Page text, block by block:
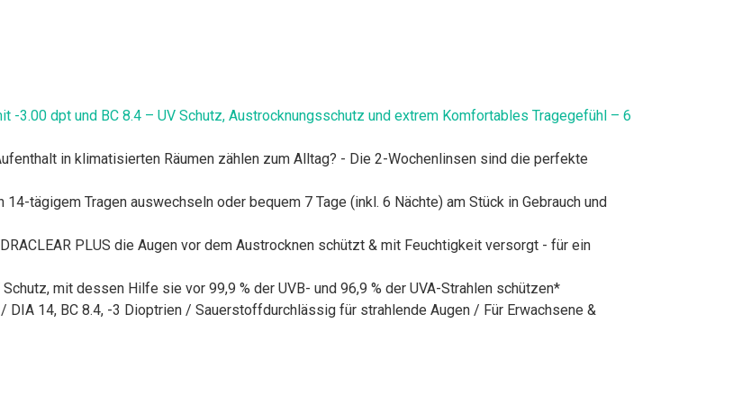
-3.00 dpt und BC 8.4 – UV Schutz, Austrocknungsschutz und extrem Komfortables Tragegefühl – 6
in klimatisierten Räumen zählen zum Alltag? - Die 2-Wochenlinsen sind die perfekte
tägigem Tragen auswechseln oder bequem 7 Tage (inkl. 6 Nächte) am Stück in Gebrauch und
PLUS die Augen vor dem Austrocknen schützt & mit Feuchtigkeit versorgt - für ein
mit dessen Hilfe sie vor 99,9 % der UVB- und 96,9 % der UVA-Strahlen schützen*
DIA 14, BC 8.4, -3 Dioptrien / Sauerstoffdurchlässig für strahlende Augen / Für Erwachsene &